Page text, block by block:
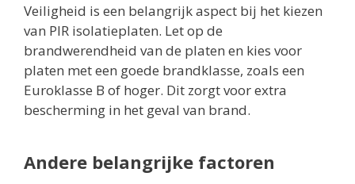
Veiligheid is een belangrijk aspect bij het kiezen
van PIR isolatieplaten. Let op de
brandwerendheid van de platen en kies voor
platen met een goede brandklasse, zoals een
Euroklasse B of hoger. Dit zorgt voor extra
bescherming in het geval van brand.
Andere belangrijke factoren